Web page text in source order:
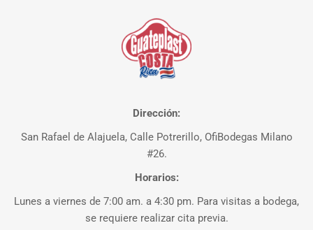
Dirección:
San Rafael de Alajuela, Calle Potrerillo, OfiBodegas Milano
#26.
Horarios:
Lunes a viernes de 7:00 am. a 4:30 pm. Para visitas a bodega,
se requiere realizar cita previa.